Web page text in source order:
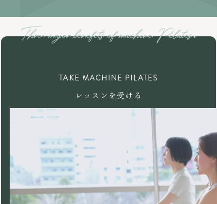
TAKE MACHINE PILATES
レッスンを受ける